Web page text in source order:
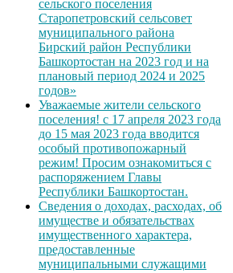
сельского поселения
Старопетровский сельсовет
муниципального района
Бирский район Республики
Башкортостан на 2023 год и на
плановый период 2024 и 2025
годов»
Уважаемые жители сельского
поселения! с 17 апреля 2023 года
до 15 мая 2023 года вводится
особый противопожарный
режим! Просим ознакомиться с
распоряжением Главы
Республики Башкортостан.
Сведения о доходах, расходах, об
имуществе и обязательствах
имущественного характера,
предоставленные
муниципальными служащими